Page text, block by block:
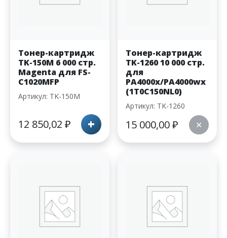
Тонер-картридж
TK-150M 6 000 стр.
Magenta для FS-
C1020MFP
Артикул: TK-150M
12 850,02 ₽ +
Тонер-картридж
TK-1260 10 000 стр.
для
PA4000x/PA4000wx
(1T0C150NL0)
Артикул: TK-1260
15 000,00₽ ✕